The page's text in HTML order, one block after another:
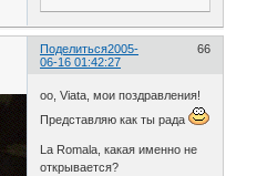
Поделиться 66
2005-
06-16 01:42:27
оо, Viata, мои поздравления!
Представляю как ты рада
La Romala, какая именно не
открывается?